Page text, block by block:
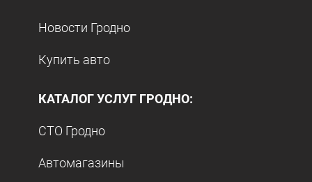
Новости Гродно
Купить авто
КАТАЛОГ УСЛУГ ГРОДНО:
СТО Гродно
Автомагазины